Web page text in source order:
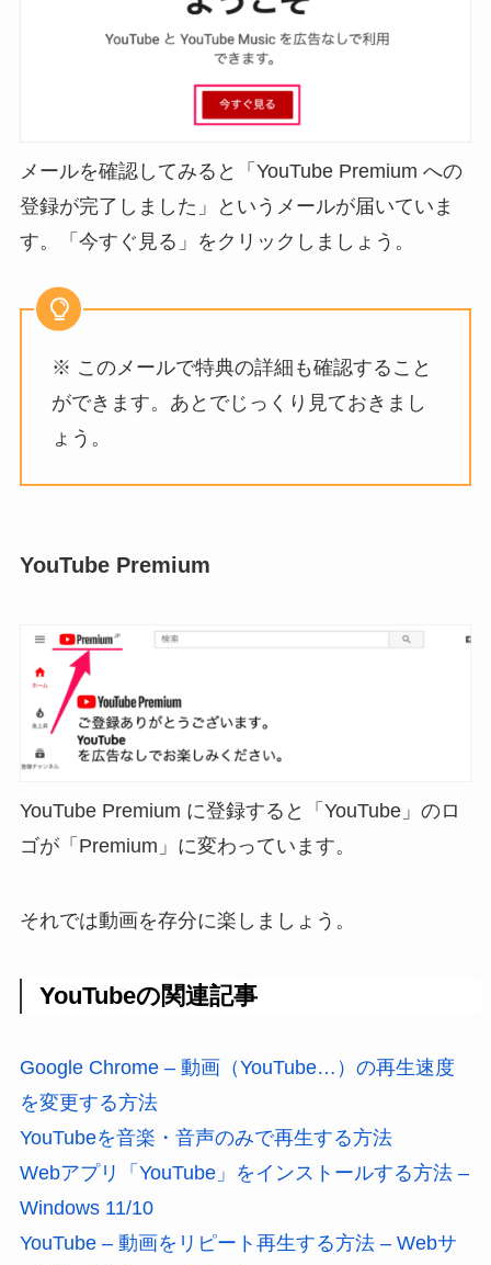
メールを確認してみると「YouTube Premium への
登録が完了しました」というメールが届いていま
す。「今すぐ見る」をクリックしましょう。
※ このメールで特典の詳細も確認すること
ができます。あとでじっくり見ておきまし
ょう。
YouTube Premium
YouTube Premium に登録すると「YouTube」のロ
ゴが「Premium」に変わっています。
それでは動画を存分に楽しましょう。
YouTubeの関連記事
Google Chrome – 動画（YouTube…）の再生速度
を変更する方法
YouTubeを音楽・音声のみで再生する方法
Webアプリ「YouTube」をインストールする方法 –
Windows 11/10
YouTube – 動画をリピート再生する方法 – Webサ